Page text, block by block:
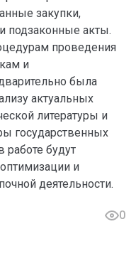
закупки,
подзаконные акты.
проведения
и
была
актуальных
литературы и
государственных
работе будут
и
деятельности.
0